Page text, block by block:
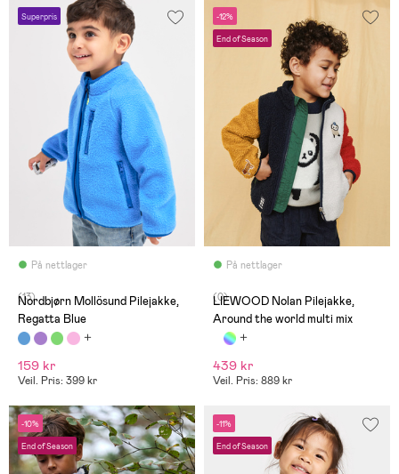
Superpris
På nettlager
(13)
Nordbjørn Mollösund Pilejakke,
Regatta Blue
159 kr
Veil. Pris: 399 kr
-12%
End of Season
På nettlager
(0)
LIEWOOD Nolan Pilejakke,
Around the world multi mix
439 kr
Veil. Pris: 889 kr
-10%
End of Season
-11%
End of Season